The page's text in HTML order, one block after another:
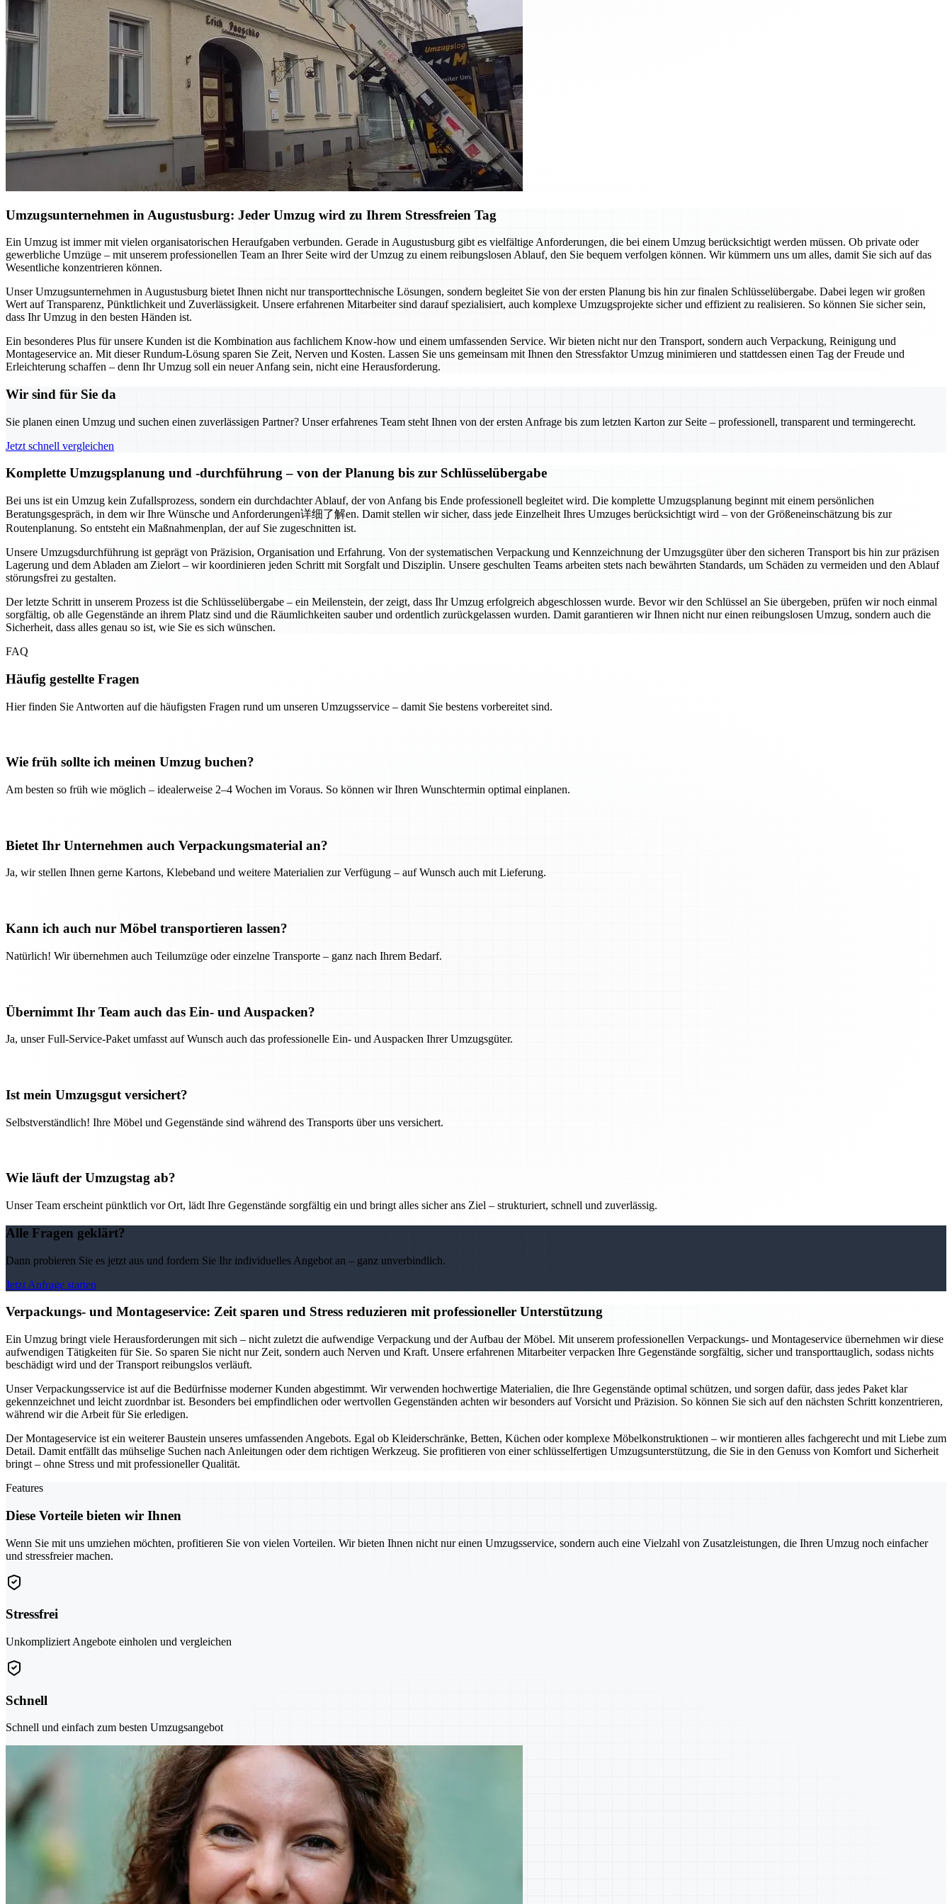
Umzugsunternehmen in Augustusburg: Jeder Umzug wird zu Ihrem Stressfreien Tag
Ein Umzug ist immer mit vielen organisatorischen Heraufgaben verbunden. Gerade in Augustusburg gibt es vielfältige Anforderungen, die bei einem Umzug berücksichtigt werden müssen. Ob private oder
gewerbliche Umzüge – mit unserem professionellen Team an Ihrer Seite wird der Umzug zu einem reibungslosen Ablauf, den Sie bequem verfolgen können. Wir kümmern uns um alles, damit Sie sich auf das
Wesentliche konzentrieren können.
Unser Umzugsunternehmen in Augustusburg bietet Ihnen nicht nur transporttechnische Lösungen, sondern begleitet Sie von der ersten Planung bis hin zur finalen Schlüsselübergabe. Dabei legen wir großen
Wert auf Transparenz, Pünktlichkeit und Zuverlässigkeit. Unsere erfahrenen Mitarbeiter sind darauf spezialisiert, auch komplexe Umzugsprojekte sicher und effizient zu realisieren. So können Sie sicher sein,
dass Ihr Umzug in den besten Händen ist.
Ein besonderes Plus für unsere Kunden ist die Kombination aus fachlichem Know-how und einem umfassenden Service. Wir bieten nicht nur den Transport, sondern auch Verpackung, Reinigung und
Montageservice an. Mit dieser Rundum-Lösung sparen Sie Zeit, Nerven und Kosten. Lassen Sie uns gemeinsam mit Ihnen den Stressfaktor Umzug minimieren und stattdessen einen Tag der Freude und
Erleichterung schaffen – denn Ihr Umzug soll ein neuer Anfang sein, nicht eine Herausforderung.
Wir sind für Sie da
Sie planen einen Umzug und suchen einen zuverlässigen Partner? Unser erfahrenes Team steht Ihnen von der ersten Anfrage bis zum letzten Karton zur Seite – professionell, transparent und termingerecht.
Jetzt schnell vergleichen
Komplette Umzugsplanung und -durchführung – von der Planung bis zur Schlüsselübergabe
Bei uns ist ein Umzug kein Zufallsprozess, sondern ein durchdachter Ablauf, der von Anfang bis Ende professionell begleitet wird. Die komplette Umzugsplanung beginnt mit einem persönlichen
Beratungsgespräch, in dem wir Ihre Wünsche und Anforderungen详细了解en. Damit stellen wir sicher, dass jede Einzelheit Ihres Umzuges berücksichtigt wird – von der Größeneinschätzung bis zur
Routenplanung. So entsteht ein Maßnahmenplan, der auf Sie zugeschnitten ist.
Unsere Umzugsdurchführung ist geprägt von Präzision, Organisation und Erfahrung. Von der systematischen Verpackung und Kennzeichnung der Umzugsgüter über den sicheren Transport bis hin zur präzisen
Lagerung und dem Abladen am Zielort – wir koordinieren jeden Schritt mit Sorgfalt und Disziplin. Unsere geschulten Teams arbeiten stets nach bewährten Standards, um Schäden zu vermeiden und den Ablauf
störungsfrei zu gestalten.
Der letzte Schritt in unserem Prozess ist die Schlüsselübergabe – ein Meilenstein, der zeigt, dass Ihr Umzug erfolgreich abgeschlossen wurde. Bevor wir den Schlüssel an Sie übergeben, prüfen wir noch einmal
sorgfältig, ob alle Gegenstände an ihrem Platz sind und die Räumlichkeiten sauber und ordentlich zurückgelassen wurden. Damit garantieren wir Ihnen nicht nur einen reibungslosen Umzug, sondern auch die
Sicherheit, dass alles genau so ist, wie Sie es sich wünschen.
FAQ
Häufig gestellte Fragen
Hier finden Sie Antworten auf die häufigsten Fragen rund um unseren Umzugsservice – damit Sie bestens vorbereitet sind.
Wie früh sollte ich meinen Umzug buchen?
Am besten so früh wie möglich – idealerweise 2–4 Wochen im Voraus. So können wir Ihren Wunschtermin optimal einplanen.
Bietet Ihr Unternehmen auch Verpackungsmaterial an?
Ja, wir stellen Ihnen gerne Kartons, Klebeband und weitere Materialien zur Verfügung – auf Wunsch auch mit Lieferung.
Kann ich auch nur Möbel transportieren lassen?
Natürlich! Wir übernehmen auch Teilumzüge oder einzelne Transporte – ganz nach Ihrem Bedarf.
Übernimmt Ihr Team auch das Ein- und Auspacken?
Ja, unser Full-Service-Paket umfasst auf Wunsch auch das professionelle Ein- und Auspacken Ihrer Umzugsgüter.
Ist mein Umzugsgut versichert?
Selbstverständlich! Ihre Möbel und Gegenstände sind während des Transports über uns versichert.
Wie läuft der Umzugstag ab?
Unser Team erscheint pünktlich vor Ort, lädt Ihre Gegenstände sorgfältig ein und bringt alles sicher ans Ziel – strukturiert, schnell und zuverlässig.
Alle Fragen geklärt?
Dann probieren Sie es jetzt aus und fordern Sie Ihr individuelles Angebot an – ganz unverbindlich.
Jetzt Anfrage starten
Verpackungs- und Montageservice: Zeit sparen und Stress reduzieren mit professioneller Unterstützung
Ein Umzug bringt viele Herausforderungen mit sich – nicht zuletzt die aufwendige Verpackung und der Aufbau der Möbel. Mit unserem professionellen Verpackungs- und Montageservice übernehmen wir diese
aufwendigen Tätigkeiten für Sie. So sparen Sie nicht nur Zeit, sondern auch Nerven und Kraft. Unsere erfahrenen Mitarbeiter verpacken Ihre Gegenstände sorgfältig, sicher und transporttauglich, sodass nichts
beschädigt wird und der Transport reibungslos verläuft.
Unser Verpackungsservice ist auf die Bedürfnisse moderner Kunden abgestimmt. Wir verwenden hochwertige Materialien, die Ihre Gegenstände optimal schützen, und sorgen dafür, dass jedes Paket klar
gekennzeichnet und leicht zuordnbar ist. Besonders bei empfindlichen oder wertvollen Gegenständen achten wir besonders auf Vorsicht und Präzision. So können Sie sich auf den nächsten Schritt konzentrieren,
während wir die Arbeit für Sie erledigen.
Der Montageservice ist ein weiterer Baustein unseres umfassenden Angebots. Egal ob Kleiderschränke, Betten, Küchen oder komplexe Möbelkonstruktionen – wir montieren alles fachgerecht und mit Liebe zum
Detail. Damit entfällt das mühselige Suchen nach Anleitungen oder dem richtigen Werkzeug. Sie profitieren von einer schlüsselfertigen Umzugsunterstützung, die Sie in den Genuss von Komfort und Sicherheit
bringt – ohne Stress und mit professioneller Qualität.
Features
Diese Vorteile bieten wir Ihnen
Wenn Sie mit uns umziehen möchten, profitieren Sie von vielen Vorteilen. Wir bieten Ihnen nicht nur einen Umzugsservice, sondern auch eine Vielzahl von Zusatzleistungen, die Ihren Umzug noch einfacher
und stressfreier machen.
Stressfrei
Unkompliziert Angebote einholen und vergleichen
Schnell
Schnell und einfach zum besten Umzugsangebot